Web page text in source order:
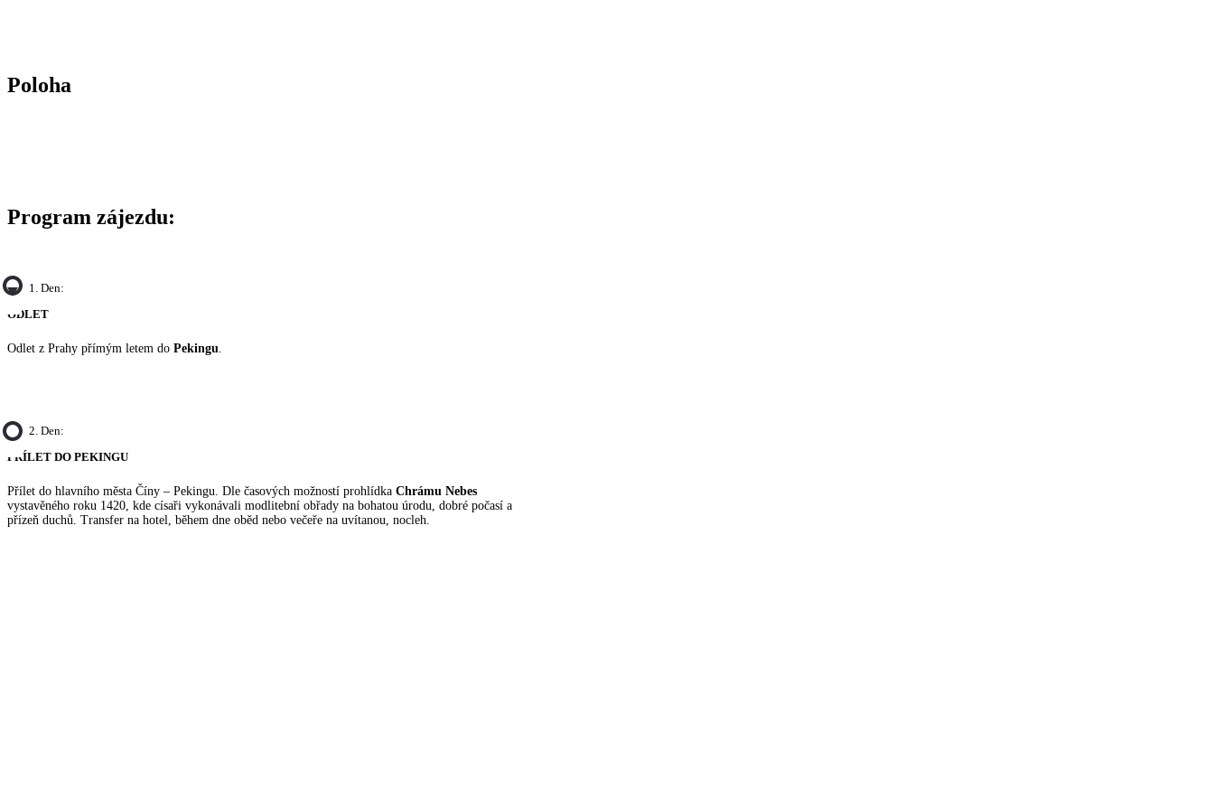
Poloha
Program zájezdu:
1. Den:
ODLET
Odlet z Prahy přímým letem do Pekingu
2. Den:
PŘÍLET DO PEKINGU
Přílet do hlavního města Číny – Pekingu. Dle časových možností prohlídka Chrámu Nebes
vystavěného roku 1420, kde císaři vykonávali modlitební obřady na bohatou úrodu, dobré počasí a
přízeň duchů. Transfer na hotel, během dne oběd nebo večeře na uvítanou, nocleh.